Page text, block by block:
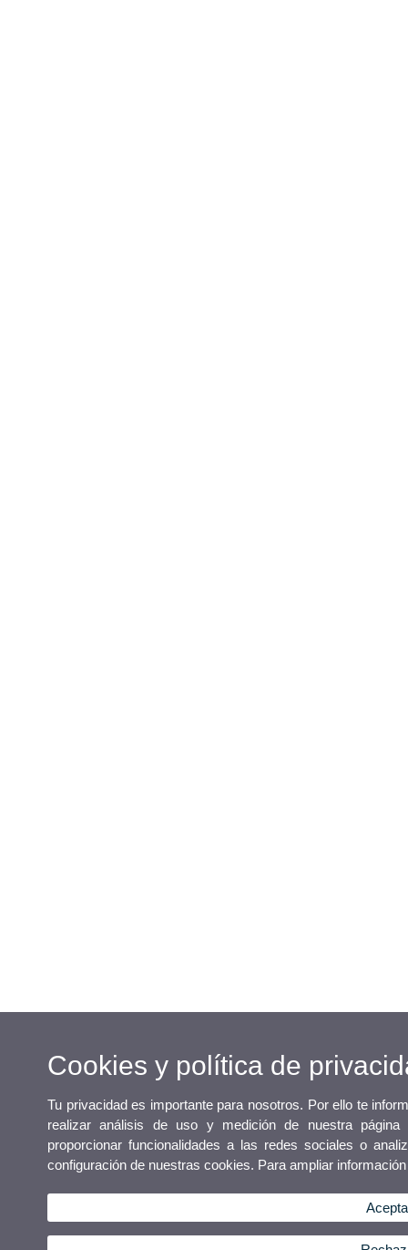
Cookies y política de
Tu privacidad es importante para nosotros. Por ello te
realizar análisis de uso y medición de nuestra
proporcionar funcionalidades a las redes sociales o
configuración de nuestras cookies. Para ampliar